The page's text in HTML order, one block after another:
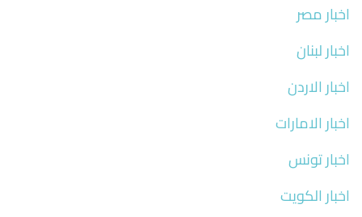
اخبار مصر
اخبار لبنان
اخبار الاردن
اخبار الامارات
اخبار تونس
اخبار الكويت